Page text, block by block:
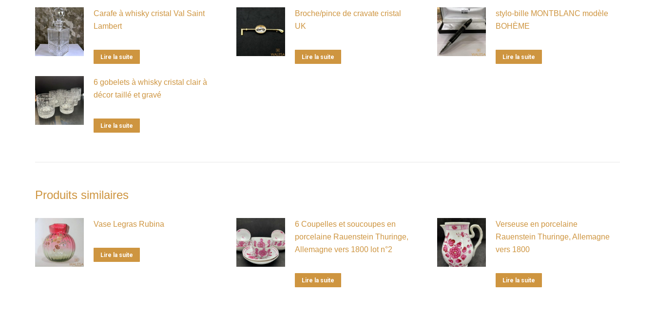
Carafe à whisky cristal Val Saint
Lambert
Lire la suite
Broche/pince de cravate cristal
UK
Lire la suite
stylo-bille MONTBLANC modèle
BOHÈME
Lire la suite
6 gobelets à whisky cristal clair à
décor taillé et gravé
Lire la suite
Produits similaires
Vase Legras Rubina
Lire la suite
6 Coupelles et soucoupes en
porcelaine Rauenstein Thuringe,
Allemagne vers 1800 lot n°2
Lire la suite
Verseuse en porcelaine
Rauenstein Thuringe, Allemagne
vers 1800
Lire la suite